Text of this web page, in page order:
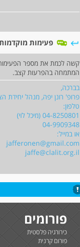
פעימות
קשה לכמת את מספר הפעימות
המתמחה בהפרעות קצב.
בברכה,
פרופ' רונן יפה, מנהל יחידת
טלפון:
04-8250801 (מיכל לוי)
04-9909348
או במייל:
jafferonen@gmail.com
jaffe@clalit.org.il
פורומים
כירורגיה פלסטית
פורום קרנית